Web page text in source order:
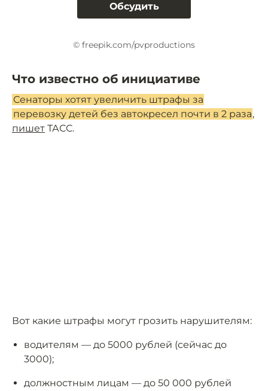
Обсудить
© freepik.com/pvproductions
Что известно об инициативе
Сенаторы хотят увеличить штрафы за
перевозку детей без автокресел почти в 2 раза,
пишет ТАСС.
Вот какие штрафы могут грозить нарушителям:
водителям — до 5000 рублей (сейчас до
3000);
должностным лицам — до 50 000 рублей